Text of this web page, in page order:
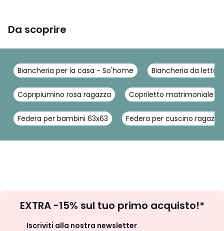
Da scoprire
Biancheria per la casa - So'home Biancheria da letto
Copripiumino rosa ragazza Copriletto matrimoniale
Federa per bambini 63x63 Federa per cuscino ragazza
newsletter
EXTRA -15% sul tuo primo acquisto!*
Iscriviti alla nostra newsletter